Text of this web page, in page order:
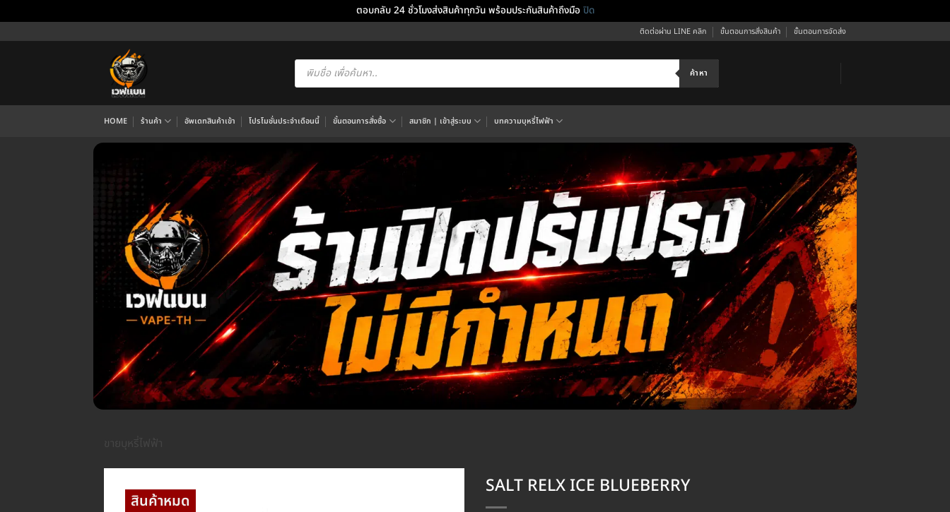
ตอบกลับ 24 ชั่วโมงส่งสินค้าทุกวัน พร้อมประกันสินค้าถึงมือ ปิด
ไป
ติดต่อผ่าน LINE คลิก ขั้นตอนการสั่งสินค้า ขั้นตอนการจัดส่ง
Products
search ค้าหา
HOME ร้านค้า อัพเดทสินค้าเข้า โปรโมชั่นประจำเดือนนี้ ขั้นตอนการสั่งซื้อ สมาชิก | เข้าสู่ระบบ บทความบุหรี่ไฟฟ้า
SALT RELX ICE BLUEBERRY